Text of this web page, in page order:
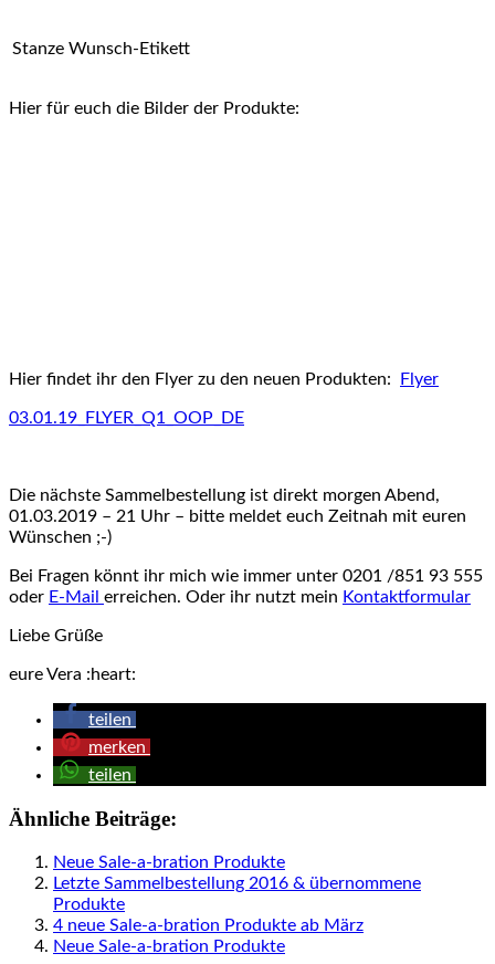
Stanze Wunsch-Etikett
Hier für euch die Bilder der Produkte:
Hier findet ihr den Flyer zu den neuen Produkten: Flyer
03.01.19_FLYER_Q1_OOP_DE
Die nächste Sammelbestellung ist direkt morgen Abend,
01.03.2019 – 21 Uhr – bitte meldet euch Zeitnah mit euren
Wünschen ;-)
Bei Fragen könnt ihr mich wie immer unter 0201 /851 93 555
oder E-Mail erreichen. Oder ihr nutzt mein Kontaktformular
Liebe Grüße
eure Vera :heart:
teilen
merken
teilen
Ähnliche Beiträge:
Neue Sale-a-bration Produkte
Letzte Sammelbestellung 2016 & übernommene
Produkte
4 neue Sale-a-bration Produkte ab März
Neue Sale-a-bration Produkte